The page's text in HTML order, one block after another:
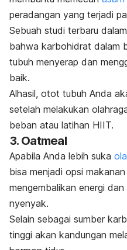
peradangan yang terjadi
Sebuah studi terbaru
bahwa karbohidrat dalam
tubuh menyerap dan
baik.
Alhasil, otot tubuh Anda
setelah melakukan
beban atau latihan HIIT.
3. Oatmeal
Apabila Anda lebih suka
bisa menjadi opsi
mengembalikan energi
nyenyak.
Selain sebagai sumber
tinggi akan kandungan